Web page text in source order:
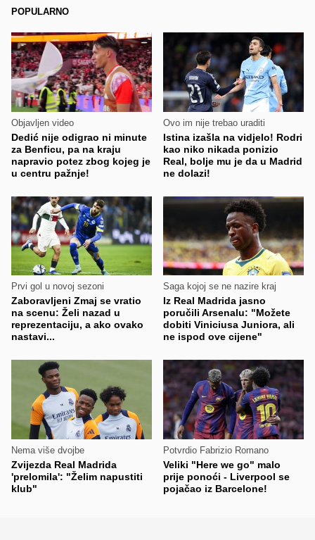
POPULARNO
Objavljen video
Dedić nije odigrao ni minute
za Benficu, pa na kraju
napravio potez zbog kojeg je
u centru pažnje!
Ovo im nije trebao uraditi
Istina izašla na vidjelo! Rodri
kao niko nikada ponizio
Real, bolje mu je da u Madrid
ne dolazi!
Prvi gol u novoj sezoni
Zaboravljeni Zmaj se vratio
na scenu: Želi nazad u
reprezentaciju, a ako ovako
nastavi...
Saga kojoj se ne nazire kraj
Iz Real Madrida jasno
poručili Arsenalu: "Možete
dobiti Viniciusa Juniora, ali
ne ispod ove cijene"
Nema više dvojbe
Zvijezda Real Madrida
'prelomila': "Želim napustiti
klub"
Potvrdio Fabrizio Romano
Veliki "Here we go" malo
prije ponoći - Liverpool se
pojačao iz Barcelone!